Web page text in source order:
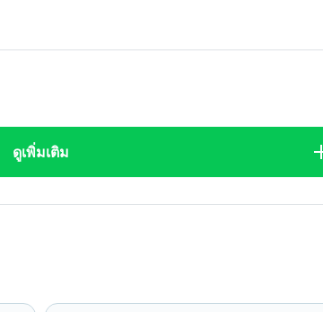
ดูเพิ่มเติม